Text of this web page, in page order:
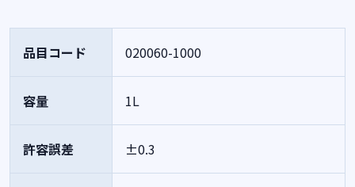
品目コード 020060-1000
容量 1L
許容誤差 ±0.3